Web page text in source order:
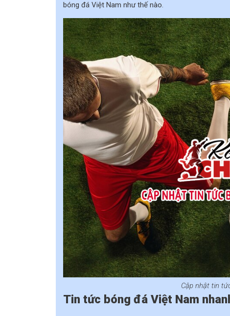
bóng đá Việt Nam như thế nào.
Cập nhật tin
Tin tức bóng đá Việt Nam